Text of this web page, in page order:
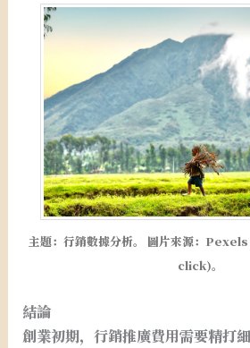
主題：行銷數據分析。 圖片來源：
click)。
結論
創業初期，行銷推廣費用需要精打